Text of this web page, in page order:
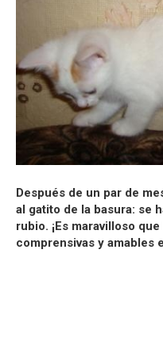
Después de un par de
al gatito de la basura: se
rubio. ¡Es maravilloso
comprensivas y amables